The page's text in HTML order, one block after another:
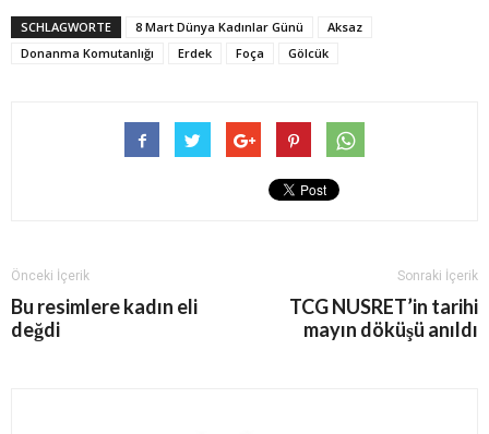
SCHLAGWORTE 8 Mart Dünya Kadınlar Günü
Aksaz
Donanma Komutanlığı
Erdek Foça Gölcük
Önceki İçerik
Bu resimlere kadın eli
değdi
Sonraki İçerik
TCG NUSRET’in tarihi
mayın döküşü anıldı